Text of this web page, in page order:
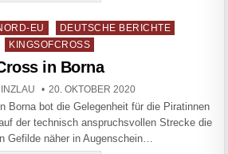
EU
DEUTSCHE BERICHTE
KINGSOFCROSS
in Borna
PUBLISHED DATE:
20. OKTOBER 2020
Borna bot die Gelegenheit für die Piratinnen
der technisch anspruchsvollen Strecke die
Gefilde näher in Augenschein…